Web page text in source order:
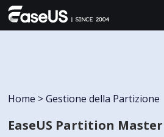
Home > Gestione della Partizione
EaseUS Partition Master